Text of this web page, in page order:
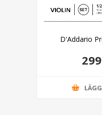
D'Addario